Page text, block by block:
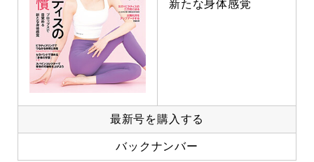
新たな身体感覚
最新号を購入する
バックナンバー